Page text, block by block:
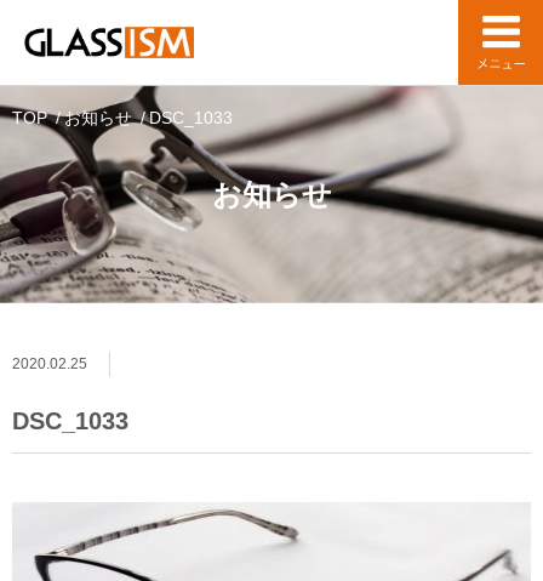
お知らせ
TOP お知らせ DSC_1033
2020.02.25
DSC_1033